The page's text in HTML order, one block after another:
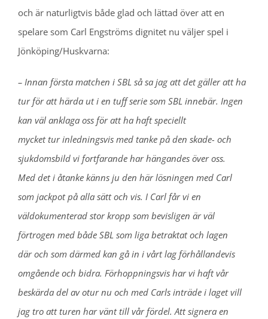
och är naturligtvis både glad och lättad över att en
spelare som Carl Engströms dignitet nu väljer spel i
Jönköping/Huskvarna:
– Innan första matchen i SBL så sa jag att det gäller att ha
tur för att härda ut i en tuff serie som SBL innebär. Ingen
kan väl anklaga oss för att ha haft speciellt
mycket tur inledningsvis med tanke på den skade- och
sjukdomsbild vi fortfarande har hängandes över oss.
Med det i åtanke känns ju den här lösningen med Carl
som jackpot på alla sätt och vis. I Carl får vi en
väldokumenterad stor kropp som bevisligen är väl
förtrogen med både SBL som liga betraktat och lagen
där och som därmed kan gå in i vårt lag förhållandevis
omgående och bidra. Förhoppningsvis har vi haft vår
beskärda del av otur nu och med Carls inträde i laget vill
jag tro att turen har vänt till vår fördel. Att signera en